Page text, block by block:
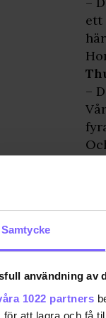
Samtycke
användning av
1022 partners
för att lagra och få
ett
–
–